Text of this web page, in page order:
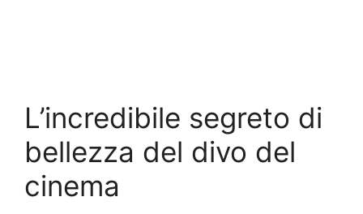
L’incredibile segreto di
bellezza del divo del
cinema